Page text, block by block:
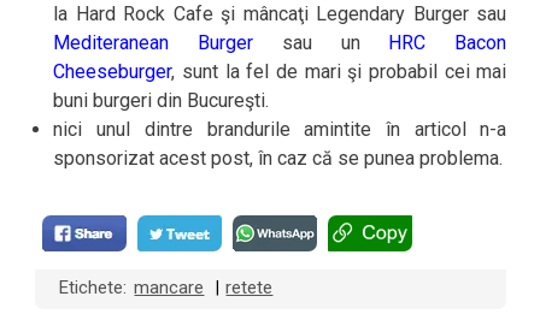
la Hard Rock Cafe şi mâncaţi Legendary Burger sau
Mediteranean Burger sau un HRC Bacon
Cheeseburger, sunt la fel de mari şi probabil cei mai
buni burgeri din Bucureşti.
nici unul dintre brandurile amintite în articol n-a
sponsorizat acest post, în caz că se punea problema.
Etichete: mancare | retete